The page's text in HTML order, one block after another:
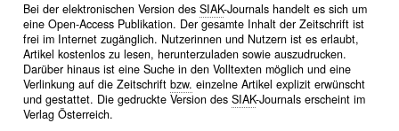
Bei der elektronischen Version des SIAK-Journals handelt es sich um
eine Open-Access Publikation. Der gesamte Inhalt der Zeitschrift ist
frei im Internet zugänglich. Nutzerinnen und Nutzern ist es erlaubt,
Artikel kostenlos zu lesen, herunterzuladen sowie auszudrucken.
Darüber hinaus ist eine Suche in den Volltexten möglich und eine
Verlinkung auf die Zeitschrift bzw. einzelne Artikel explizit erwünscht
und gestattet. Die gedruckte Version des SIAK-Journals erscheint im
Verlag Österreich.